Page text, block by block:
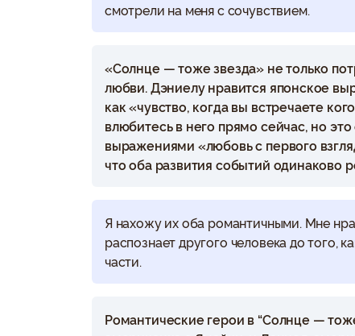
смотрели на меня с сочувствием.
«Солнце — тоже звезда» не только
любви. Дэниелу нравится японское
как «чувство, когда вы встречаете
влюбитесь в него прямо сейчас, но
выражениями «любовь с первого
что оба развития событий одинаково
Я нахожу их оба романтичными. Мне
распознает другого человека до того,
части.
Романтические герои в “Солнце —